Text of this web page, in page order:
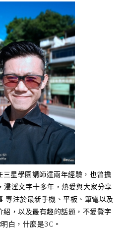
星學園講師達兩年經驗，也曾擔
浸淫文字十多年，熱愛與大家分享
專注於最新手機、平板、筆電以及
，以及最有趣的話題，不愛贅字
白，什麼是3C。